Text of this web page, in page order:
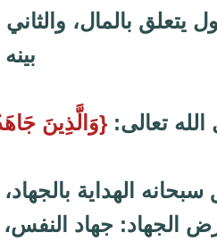
يتعلق بالمال،
الله تعالى: {وَالَّذِينَ
سبحانه الهداية
الجهاد: جهاد